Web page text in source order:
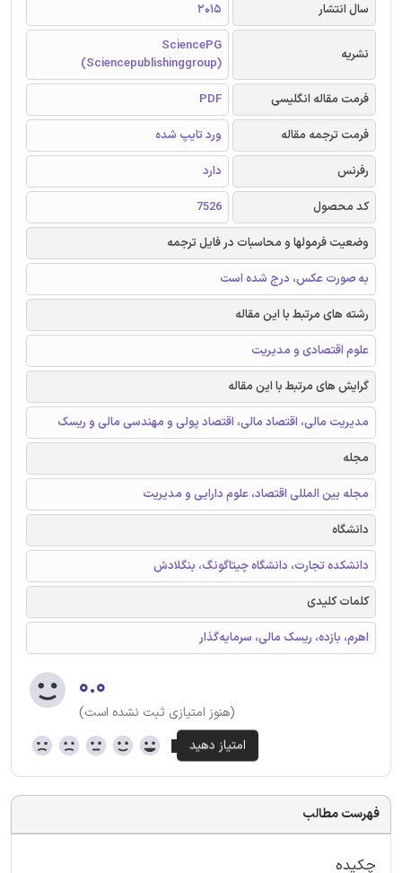
سال انتشار
2015
نشریه
SciencePG
(Sciencepublishinggroup)
فرمت مقاله انگلیسی
PDF
فرمت ترجمه مقاله
ورد تایپ شده
رفرنس
دارد
کد محصول
7526
وضعیت فرمولها و محاسبات در فایل ترجمه
به صورت عکس، درج شده است
رشته های مرتبط با این مقاله
علوم اقتصادی و مدیریت
گرایش های مرتبط با این مقاله
مدیریت مالی، اقتصاد مالی، اقتصاد پولی و مهندسی مالی و ریسک
مجله
مجله بین المللی اقتصاد، علوم دارایی و مدیریت
دانشگاه
دانشکده تجارت، دانشگاه چیتاگونگ، بنگلادش
کلمات کلیدی
اهرم،‌ بازده، ریسک مالی، سرمایه‌گذار
۰.۰
(هنوز امتیازی ثبت نشده است)
فهرست مطالب
چکیده